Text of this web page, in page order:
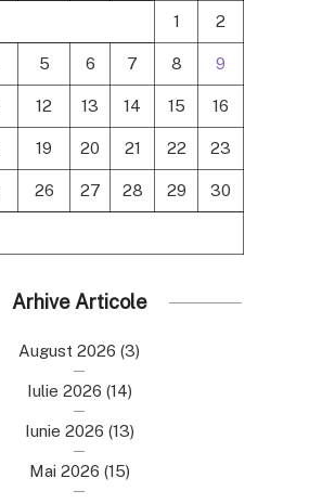
1 2
5 6 7 8 9
12 13 14 15 16
19 20 21 22 23
26 27 28 29 30
Arhive Articole
August 2026 (3)
Iulie 2026 (14)
Iunie 2026 (13)
Mai 2026 (15)